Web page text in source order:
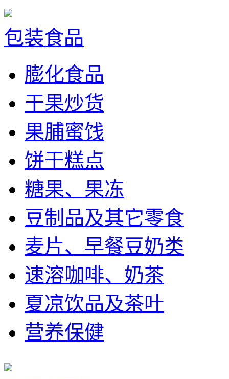
包装食品
膨化食品
干果炒货
果脯蜜饯
饼干糕点
糖果、果冻
豆制品及其它零食
麦片、早餐豆奶类
速溶咖啡、奶茶
夏凉饮品及茶叶
营养保健